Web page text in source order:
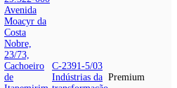
Avenida
Moacyr da
Costa
Nobre,
23/73,
Cachoeiro
de
C-2391-5/03
Indústrias da Premium